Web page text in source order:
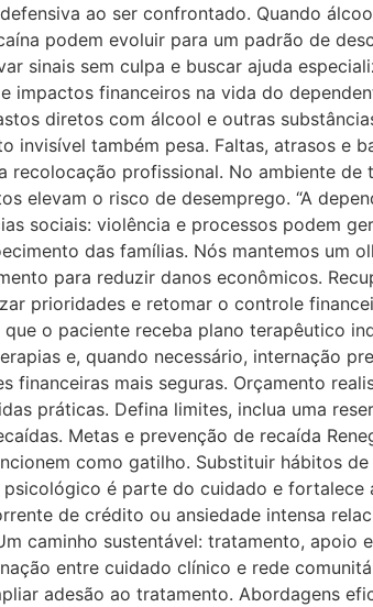
ao ser confrontado. Quando
podem evoluir para um padrão de
sinais sem culpa e buscar ajuda
impactos financeiros na vida do
diretos com álcool e outras
invisível também pesa. Faltas, atrasos e
recolocação profissional. No ambiente
elevam o risco de desemprego. “A
sociais: violência e processos podem
das famílias. Nós mantemos um
para reduzir danos econômicos.
prioridades e retomar o controle
o paciente receba plano terapêutico
e, quando necessário, internação
financeiras mais seguras. Orçamento
práticas. Defina limites, inclua uma
Metas e prevenção de recaída
como gatilho. Substituir hábitos
é parte do cuidado e fortalece
de crédito ou ansiedade intensa
caminho sustentável: tratamento,
entre cuidado clínico e rede
adesão ao tratamento. Abordagens